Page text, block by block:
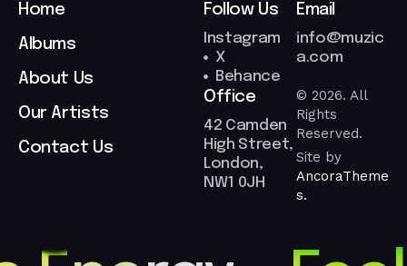
Home
Albums
About Us
Our Artists
Contact Us
Follow Us
Instagram
X
Behance
Email
info@muzic
a.com
Office
42 Camden
High Street,
London,
NW1 0JH
© 2026. All
Rights
Reserved.
Site by
AncoraTheme
s.